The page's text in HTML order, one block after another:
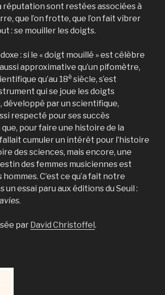
sont restées associées à
que l’on frotte, que l’on fait vibrer
: se mouiller les doigts.
: si le « doigt mouillé » est célèbre
approximative qu’un pifomètre,
qu’au 18è siècle, s’est
qui se joue les doigts
développé par un scientifique,
respecté pour ses succès
pour faire une histoire de la
cumuler un intérêt pour l’histoire
des sciences, mais encore, une
des femmes musiciennes est
C’est ce qu’a fait notre
un essai paru aux éditions du Seuil :
.
par David Christoffel.